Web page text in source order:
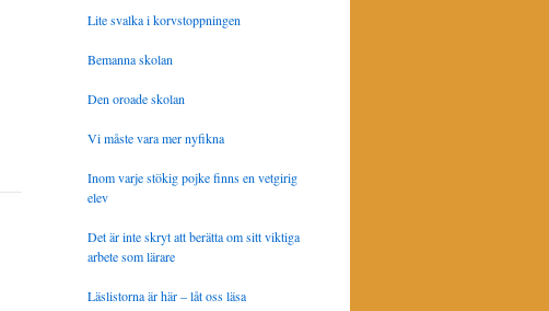
Lite svalka i korvstoppningen
Bemanna skolan
Den oroade skolan
Vi måste vara mer nyfikna
Inom varje stökig pojke finns en vetgirig
elev
Det är inte skryt att berätta om sitt viktiga
arbete som lärare
Läslistorna är här – låt oss läsa